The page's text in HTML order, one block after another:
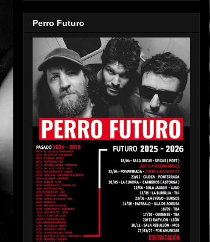
Perro Futuro